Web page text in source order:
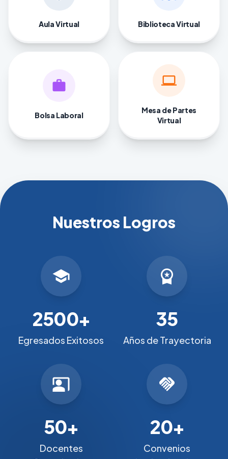
Aula Virtual Biblioteca Virtual
work
Bolsa Laboral
computer
Mesa de Partes
Virtual
Nuestros Logros
school
2500+
Egresados Exitosos
workspace_premium
35
Años de Trayectoria
co_present
50+
Docentes
handshake
20+
Convenios